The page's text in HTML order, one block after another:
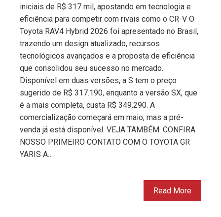
iniciais de R$ 317 mil, apostando em tecnologia e
eficiência para competir com rivais como o CR-V O
Toyota RAV4 Hybrid 2026 foi apresentado no Brasil,
trazendo um design atualizado, recursos
tecnológicos avançados e a proposta de eficiência
que consolidou seu sucesso no mercado.
Disponível em duas versões, a S tem o preço
sugerido de R$ 317.190, enquanto a versão SX, que
é a mais completa, custa R$ 349.290. A
comercialização começará em maio, mas a pré-
venda já está disponível. VEJA TAMBÉM: CONFIRA
NOSSO PRIMEIRO CONTATO COM O TOYOTA GR
YARIS A…
Read More